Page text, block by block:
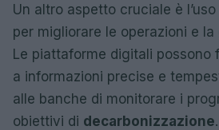
Un altro aspetto cruciale è
per migliorare le operazioni e
Le piattaforme digitali possono
a informazioni precise e
alle banche di monitorare i
obiettivi di decarbonizzazione